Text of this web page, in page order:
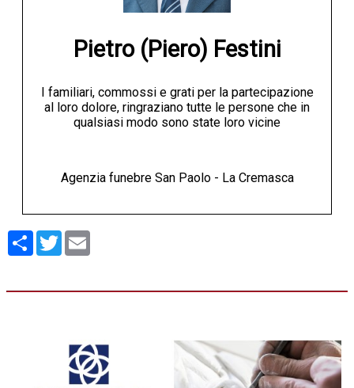
Pietro (Piero) Festini
I familiari, commossi e grati per la partecipazione
al loro dolore, ringraziano tutte le persone che in
qualsiasi modo sono state loro vicine
Agenzia funebre San Paolo - La Cremasca
Condividi
Twitter